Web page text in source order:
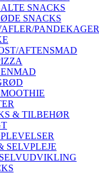
SNACKS
SNACKS
PANDEKAGER
AFTENSMAD
& TILBEHØR
SELVPLEJE